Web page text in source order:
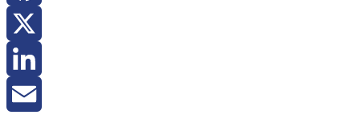
Facebook
X
LinkedIn